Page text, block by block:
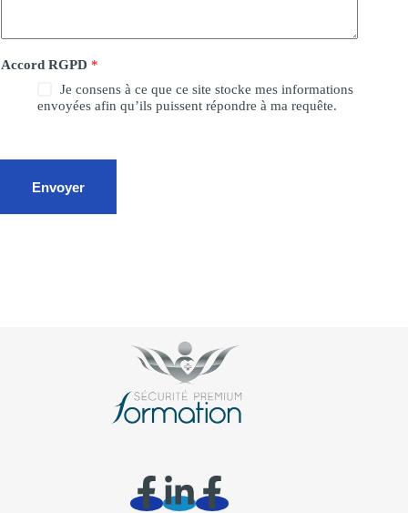
Accord RGPD *
Je consens à ce que ce site stocke mes informations
envoyées afin qu’ils puissent répondre à ma requête.
Envoyer